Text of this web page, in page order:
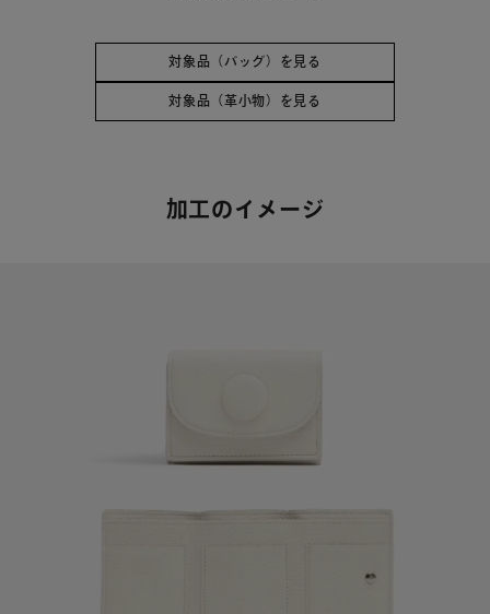
対象品（バッグ）を見る
対象品（革小物）を見る
加工のイメージ